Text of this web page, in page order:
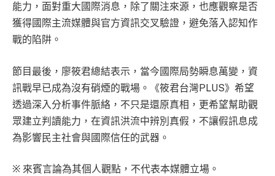
能力，面對重大國際消息，除了關注來源，也應觀察是否
獲得國際主流媒體與官方資訊交叉驗證，避免落入認知作
戰的陷阱。
節目最後，廖筱君總結表示，當今國際局勢瞬息萬變，資
訊戰早已成為沒有硝煙的戰場。《筱君台灣PLUS》希望
透過深入分析事件脈絡，不只是還原真相，更希望幫助觀
眾建立判讀能力，在資訊洪流中辨別真假，不讓假訊息成
為影響民主社會與國際信任的武器。
※ 來賓言論為其個人觀點，不代表本媒體立場。